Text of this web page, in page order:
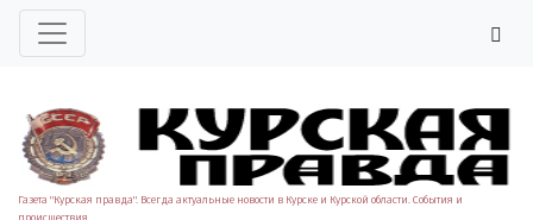
Газета "Курская правда". Всегда актуальные новости в Курске и Курской области. События и